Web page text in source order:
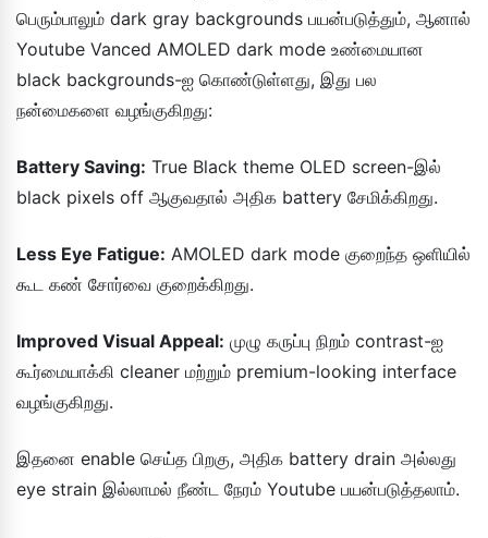
பெரும்பாலும் dark gray backgrounds பயன்படுத்தும், ஆனால்
Youtube Vanced AMOLED dark mode உண்மையான
black backgrounds-ஐ கொண்டுள்ளது, இது பல
நன்மைகளை வழங்குகிறது:
Battery Saving: True Black theme OLED screen-இல்
black pixels off ஆகுவதால் அதிக battery சேமிக்கிறது.
Less Eye Fatigue: AMOLED dark mode குறைந்த ஒளியில்
கூட கண் சோர்வை குறைக்கிறது.
Improved Visual Appeal: முழு கருப்பு நிறம் contrast-ஐ
கூர்மையாக்கி cleaner மற்றும் premium-looking interface
வழங்குகிறது.
இதனை enable செய்த பிறகு, அதிக battery drain அல்லது
eye strain இல்லாமல் நீண்ட நேரம் Youtube பயன்படுத்தலாம்.